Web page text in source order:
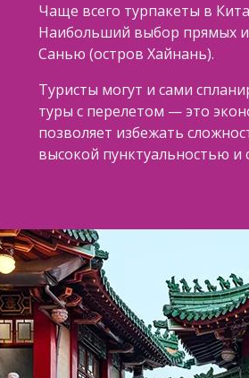
Чаще всего турпакеты в
Наибольший выбор прямых и
Санью (остров Хайнань).
Туристы могут и сами
туры с перелетом — это
позволяет избежать
высокой пунктуальностью и